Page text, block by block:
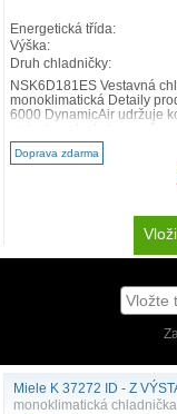
Energetická třída:
Výška:
Druh chladničky:
NSK6D181ES Vestavná
monoklimatická Detaily
6000 DynamicAir udržuje
Doprava zdarma
Miele K 37272 ID - Z
monoklimatická chladnička